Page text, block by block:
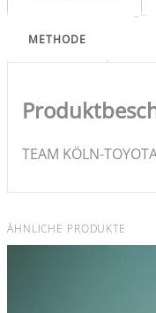
METHODE
TEAM KÖLN-
ÄHNLICHE PRODUKTE